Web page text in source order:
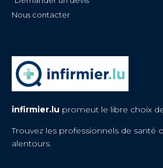
Nous contacter
infirmier.lu promeut le libre choix
Trouvez les professionnels de santé
alentours.